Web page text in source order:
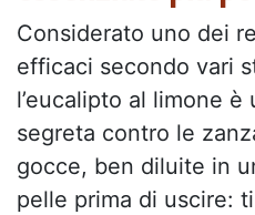
Considerato uno dei
efficaci secondo vari
l’eucalipto al limone è
segreta contro le
gocce, ben diluite in
pelle prima di uscire: